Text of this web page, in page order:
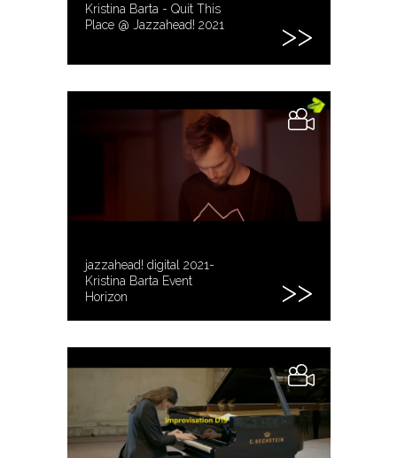
Kristina Barta - Quit This
Place @ Jazzahead! 2021
jazzahead! digital 2021-
Kristina Barta Event
Horizon